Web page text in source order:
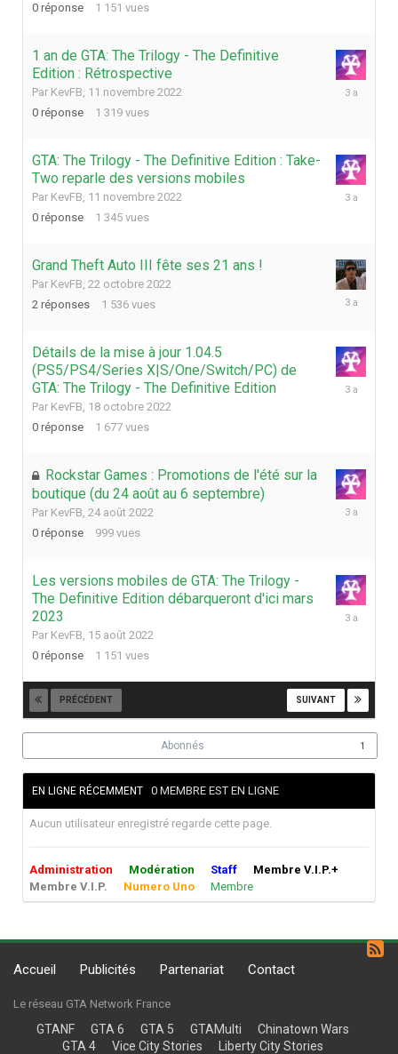
0 réponse 1 151 vues
1 an de GTA: The Trilogy - The Definitive
Edition : Rétrospective
Par KevFB, 11 novembre 2022
0 réponse 1 319 vues
11
GTA: The Trilogy - The Definitive Edition : Take-
Two reparle des versions mobiles
Par KevFB, 11 novembre 2022
0 réponse 1 345 vues
11
Grand Theft Auto III fête ses 21 ans !
Par KevFB, 22 octobre 2022
2 réponses 1 536 vues
29
Détails de la mise à jour 1.04.5
(PS5/PS4/Series X|S/One/Switch/PC) de
GTA: The Trilogy - The Definitive Edition
Par KevFB, 18 octobre 2022
0 réponse 1 677 vues
18
Rockstar Games : Promotions de l'été sur la
boutique (du 24 août au 6 septembre)
Par KevFB, 24 août 2022
0 réponse 999 vues
24
Les versions mobiles de GTA: The Trilogy -
The Definitive Edition débarqueront d'ici mars
2023
Par KevFB, 15 août 2022
0 réponse 1 151 vues
15
PRÉCÉDENT SUIVANT
Abonnés 1
EN LIGNE RÉCEMMENT 0 MEMBRE EST EN LIGNE
Aucun utilisateur enregistré regarde cette page.
Administration Modération Staff
Membre V.I.P.+
Membre V.I.P.
Numero Uno Membre
Accueil Publicités Partenariat Contact
Le réseau GTA Network France
GTANF GTA 6 GTA 5 GTAMulti
Chinatown Wars
GTA 4
Vice City Stories Liberty City Stories